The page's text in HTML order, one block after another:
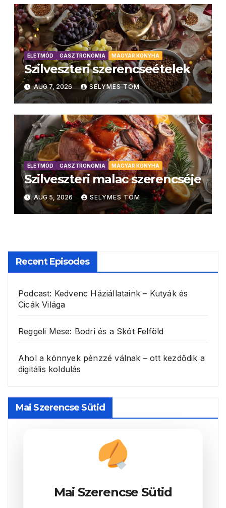
ÉLETMÓD GASZTRONÓMIA MAGYAR KONYHA
Szilveszteri szerencseételek
AUG 7, 2026 SELYMES TOM
ÉLETMÓD GASZTRONÓMIA MAGYAR KONYHA
Szilveszteri malac szerencséje
AUG 5, 2026 SELYMES TOM
Recent Episodes
Podcast: Kedvenc Háziállataink – Kutyák és
Cicák Világa
Reggeli Mese: Bodri és a Skót Felföld
Ahol a könnyek pénzzé válnak – ott kezdődik a
digitális koldulás
Mai Szerencse Sütid
Mai Szerencse Sütid